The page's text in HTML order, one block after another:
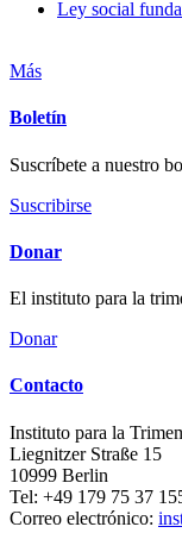
Ley social
Más
Boletín
Suscríbete a nuestro
Suscribirse
Donar
El instituto para la
Donar
Contacto
Instituto para la
Liegnitzer Straße 15
10999 Berlin
Tel: +49 179 75 37
Correo electrónico: